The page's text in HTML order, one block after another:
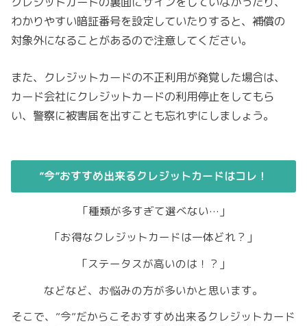
わかりやすい暗証番号を設定していたりすると、補償の
対象外になることがあるので注意してください。
また、クレジットカードの不正利用が発覚した場合は、
カード会社にクレジットカードの利用停止をしてもら
い、警察に被害届を出すことも忘れずにしましょう。
”今”おすすめ出来るクレジットカードはコレ！
「種類が多すぎて選べない…」
「お得なクレジットカードは一体どれ？」
「ステータスが高いのは！？」
などなど、お悩みの方が多いかと思います。
そこで、”今”だからこそおすすめ出来るクレジットカード